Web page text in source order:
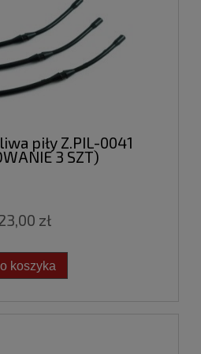
piły Z.PIL-0041
3 SZT)
zł
koszyka